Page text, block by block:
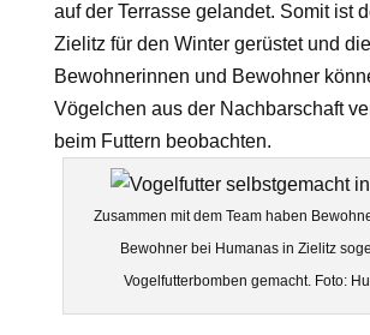
auf der Terrasse gelandet. Somit ist
Zielitz für den Winter gerüstet und die
Bewohnerinnen und Bewohner
Vögelchen aus der Nachbarschaft
beim Futtern beobachten.
Zusammen mit dem Team haben
Bewohner bei Humanas in Zielitz
Vogelfutterbomben gemacht. Foto: